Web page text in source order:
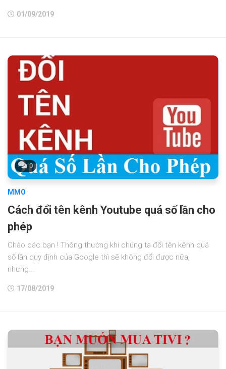
01/09/2019
0
MMO
Cách đổi tên kênh Youtube quá số lần cho
phép
Chào các bạn ! Thông thường khi chúng ta đổi tên kênh quá
số lần quy định của Google thì sẽ không đổi được nữa,
nhưng...
17/08/2019